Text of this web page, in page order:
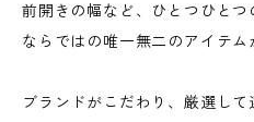
前開きの幅など、ひとつひと
ならではの唯一無二のアイテム
ブランドがこだわり、厳選して